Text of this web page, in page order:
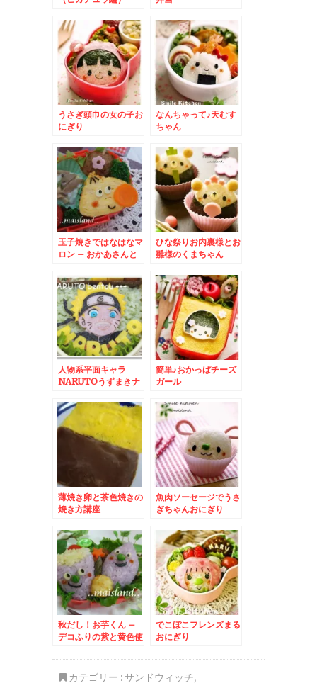
ンスター
うさぎ頭巾の女の子お
にぎり
なんちゃって♪天むす
ちゃん
玉子焼きではなはなマ
ロン – おかあさんと
レンズ』
ひな祭りお内裏様とお
雛様のくまちゃん
人物系平面キャラ
NARUTOうずまきナ
簡単♪おかっぱチーズ
ガール
薄焼き卵と茶色焼きの
焼き方講座
魚肉ソーセージでうさ
ぎちゃんおにぎり
秋だし！お芋くん –
デコふりの紫と黄色使
でこぼこフレンズまる
おにぎり
カテゴリー :サンドウィッチ,